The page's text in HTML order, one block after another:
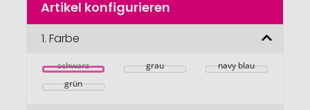
Anfang
Bildgalerie
Artikel konfigurieren
1. Farbe
schwarz grau
navy blau
grün